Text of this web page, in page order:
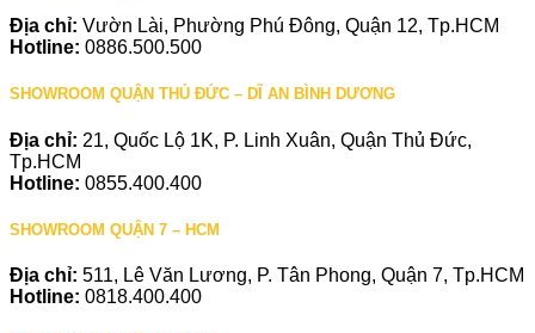
Địa chỉ: Vườn Lài, Phường Phú Đông, Quận 12, Tp.HCM
Hotline: 0886.500.500
SHOWROOM QUẬN THỦ ĐỨC – DĨ AN BÌNH DƯƠNG
Địa chỉ: 21, Quốc Lộ 1K, P. Linh Xuân, Quận Thủ Đức,
Tp.HCM
Hotline: 0855.400.400
SHOWROOM QUẬN 7 – HCM
Địa chỉ: 511, Lê Văn Lương, P. Tân Phong, Quận 7, Tp.HCM
Hotline: 0818.400.400